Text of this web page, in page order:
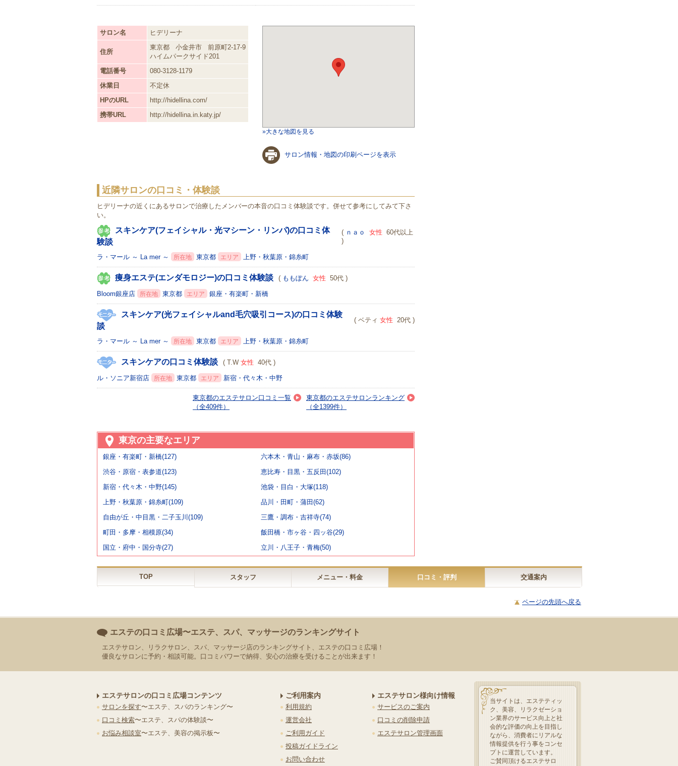
サロン名 ヒデリーナ
住所
東京都 小金井市
前原町2-17-9
ハイムパークサイド201
電話番号
080-3128-1179
休業日
不定休
HPのURL
http://hidellina.com/
携帯URL
http://hidellina.in.katy.jp/
»大きな地図を見る
サロン情報・地図の印刷ページを表示
近隣サロンの口コミ・体験談
ヒデリーナの近くにあるサロンで治療したメンバーの本音の口コミ体験談です。併せて参考にしてみて下さ
い。
スキンケア(フェイシャル・光マシーン・リンパ)の口コミ体
験談
( ｎａｏ 女性 60代以上
)
ラ・マール ～ La mer ～ 所在地 東京都 エリア 上野・秋葉原・錦糸町
痩身エステ(エンダモロジー)の口コミ体験談 ( ももぽん 女性 50代 )
Bloom銀座店 所在地 東京都 エリア 銀座・有楽町・新橋
スキンケア(光フェイシャルand毛穴吸引コース)の口コミ体験
談
( ベティ 女性 20代 )
ラ・マール ～ La mer ～ 所在地 東京都 エリア 上野・秋葉原・錦糸町
スキンケアの口コミ体験談 ( T.W 女性 40代 )
ル・ソニア新宿店 所在地 東京都 エリア 新宿・代々木・中野
東京都のエステサロンランキング
（全1399件）
東京都のエステサロン口コミ一覧
（全409件）
東京の主要なエリア
銀座・有楽町・新橋(127)
六本木・青山・麻布・赤坂(86)
渋谷・原宿・表参道(123)
恵比寿・目黒・五反田(102)
新宿・代々木・中野(145)
池袋・目白・大塚(118)
上野・秋葉原・錦糸町(109)
品川・田町・蒲田(62)
自由が丘・中目黒・二子玉川(109)
三鷹・調布・吉祥寺(74)
町田・多摩・相模原(34)
飯田橋・市ヶ谷・四ッ谷(29)
国立・府中・国分寺(27)
立川・八王子・青梅(50)
TOP スタッフ メニュー・料金 口コミ・評判 交通案内
ページの先頭へ戻る
エステの口コミ広場〜エステ、スパ、マッサージのランキングサイト
エステサロン、リラクサロン、スパ、マッサージ店のランキングサイト、エステの口コミ広場！
優良なサロンに予約・相談可能。口コミパワーで納得、安心の治療を受けることが出来ます！
エステサロンの口コミ広場コンテンツ
サロンを探す〜エステ、スパのランキング〜
口コミ検索〜エステ、スパの体験談〜
お悩み相談室〜エステ、美容の掲示板〜
ご利用案内
利用規約
運営会社
ご利用ガイド
投稿ガイドライン
お問い合わせ
エステサロン様向け情報
サービスのご案内
口コミの削除申請
エステサロン管理画面
当サイトは、エステティッ
ク、美容、リラクゼーショ
ン業界のサービス向上と社
会的な評価の向上を目指し
ながら、消費者にリアルな
情報提供を行う事をコンセ
プトに運営しています。
ご賛同頂けるエステサロ